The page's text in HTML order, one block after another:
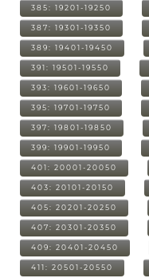
385: 19201-19250
387: 19301-19350
389: 19401-19450
391: 19501-19550
393: 19601-19650
395: 19701-19750
397: 19801-19850
399: 19901-19950
401: 20001-20050
403: 20101-20150
405: 20201-20250
407: 20301-20350
409: 20401-20450
411: 20501-20550